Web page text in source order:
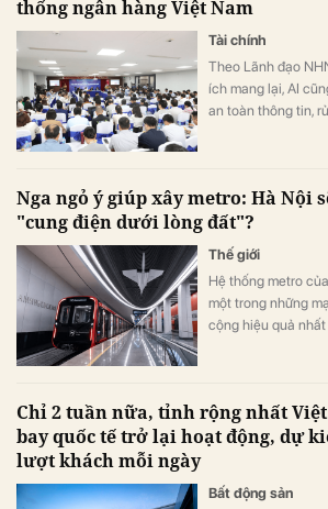
thống ngân hàng Việt Nam
Tài chính
Theo Lãnh đạo
ích mang lại, AI
an toàn thông tin,
Nga ngỏ ý giúp xây metro: Hà Nội
"cung điện dưới lòng đất"?
Thế giới
Hệ thống metro
một trong những
cộng hiệu quả nhất
Chỉ 2 tuần nữa, tỉnh rộng nhất
bay quốc tế trở lại hoạt động, dự
lượt khách mỗi ngày
Bất động sản